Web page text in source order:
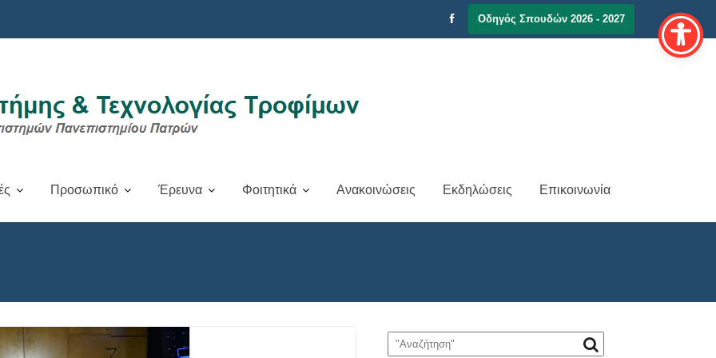
Οδηγός Σπουδών 2026 - 2027
Προσωπικό Έρευνα Φοιτητικά Ανακοινώσεις Εκδηλώσεις Επικοινωνία